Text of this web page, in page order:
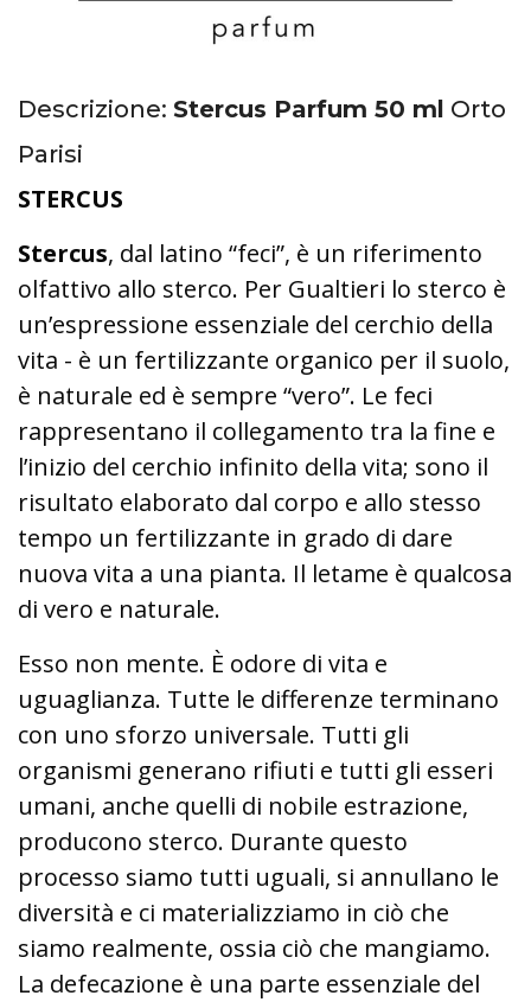
Descrizione: Stercus Parfum 50 ml Orto
Parisi
STERCUS
Stercus, dal latino “feci”, è un riferimento
olfattivo allo sterco. Per Gualtieri lo sterco è
un’espressione essenziale del cerchio della
vita - è un fertilizzante organico per il suolo,
è naturale ed è sempre “vero”. Le feci
rappresentano il collegamento tra la fine e
l’inizio del cerchio infinito della vita; sono il
risultato elaborato dal corpo e allo stesso
tempo un fertilizzante in grado di dare
nuova vita a una pianta. Il letame è qualcosa
di vero e naturale.
Esso non mente. È odore di vita e
uguaglianza. Tutte le differenze terminano
con uno sforzo universale. Tutti gli
organismi generano rifiuti e tutti gli esseri
umani, anche quelli di nobile estrazione,
producono sterco. Durante questo
processo siamo tutti uguali, si annullano le
diversità e ci materializziamo in ciò che
siamo realmente, ossia ciò che mangiamo.
La defecazione è una parte essenziale del